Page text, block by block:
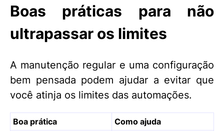
Boas práticas para não
ultrapassar os limites
A manutenção regular e uma configuração
bem pensada podem ajudar a evitar que
você atinja os limites das automações.
Boa prática
Como ajuda